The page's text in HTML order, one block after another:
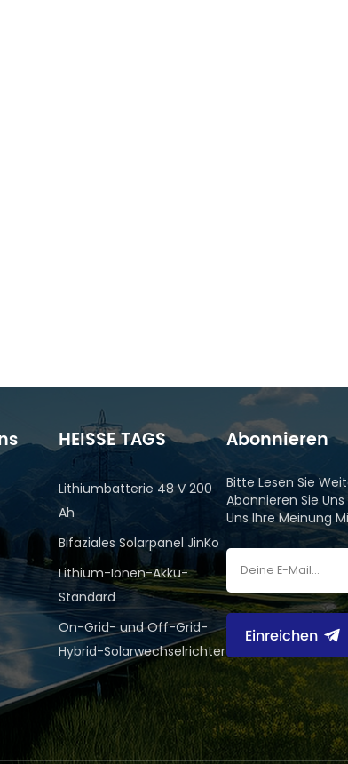
HEISSE TAGS
Lithiumbatterie 48 V 200
Ah
Bifaziales Solarpanel JinKo
Lithium-Ionen-Akku-
Standard
On-Grid- und Off-Grid-
Hybrid-Solarwechselrichter
Abonnieren
Bitte Lesen Sie
Abonnieren Sie
Uns Ihre Meinung
Einreichen